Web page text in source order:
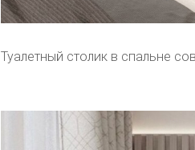
Туалетный столик в спальне